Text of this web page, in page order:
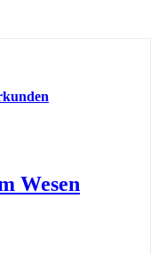
Wesen